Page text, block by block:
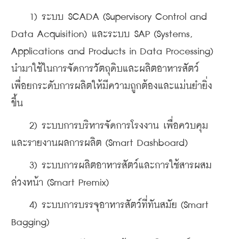
1) ระบบ SCADA (Supervisory Control and
Data Acquisition) และระบบ SAP (Systems,
Applications and Products in Data Processing)
นำมาใช้ในการจัดการวัตถุดิบและผลิตอาหารสัตว์
เพื่อยกระดับการผลิตให้มีความถูกต้องและแม่นยำยิ่ง
ขึ้น
2) ระบบการบริหารจัดการโรงงาน เพื่อควบคุม
และรายงานผลการผลิต (Smart Dashboard)
3) ระบบการผลิตอาหารสัตว์และการใช้สารผสม
ล่วงหน้า (Smart Premix)
4) ระบบการบรรจุอาหารสัตว์ที่ทันสมัย (Smart
Bagging)